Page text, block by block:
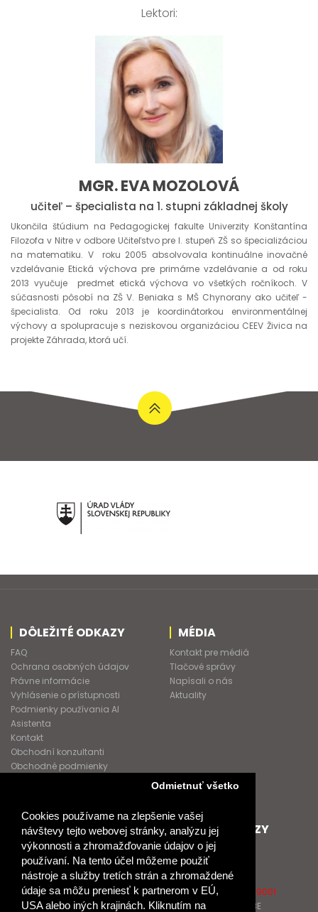
Cookies používame na zlepšenie vašej
návštevy tejto webovej stránky, analýzu jej
výkonnosti a zhromažďovanie údajov o jej
používaní. Na tento účel môžeme použiť
nástroje a služby tretích strán a zhromaždené
údaje sa môžu preniesť k partnerom v EÚ,
USA alebo iných krajinách. Kliknutím na
Odmietnuť všetko
Lektori:
MGR. EVA MOZOLOVÁ
učiteľ – špecialista na 1. stupni základnej školy
Ukončila štúdium na Pedagogickej fakulte Univerzity Konštantína
Filozofa v Nitre v odbore Učiteľstvo pre I. stupeň ZŠ so špecializáciou
na matematiku. V roku 2005 absolvovala kontinuálne inovačné
vzdelávanie Etická výchova pre primárne vzdelávanie a od roku
2013 vyučuje predmet etická výchova vo všetkých ročníkoch. V
súčasnosti pôsobí na ZŠ V. Beniaka s MŠ Chynorany ako učiteľ -
špecialista. Od roku 2013 je koordinátorkou environmentálnej
výchovy a spolupracuje s neziskovou organizáciou CEEV Živica na
projekte Záhrada, ktorá učí.
DÔLEŽITÉ ODKAZY
FAQ
Ochrana osobných údajov
Právne informácie
Vyhlásenie o prístupnosti
Podmienky používania AI
Asistenta
Kontakt
Obchodní konzultanti
Obchodné podmienky
MÉDIA
Kontakt pre médiá
Tlačové správy
Napísali o nás
Aktuality
SPOLUPRACUJEME
Podporujeme
Naše projekty
Spolupracujeme
Pošlite nám správu
ĎALŠIE ODKAZY
O Raabe
O Klett
Naši autori
Certifikát kvality ISO 9001
Klientska zóna RAABE